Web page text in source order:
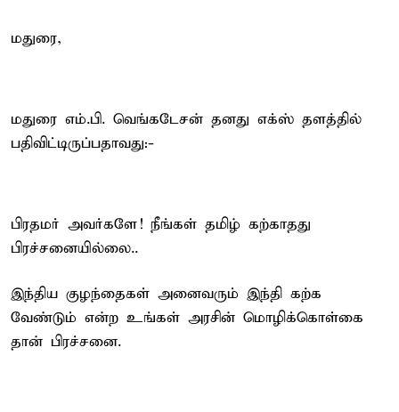
மதுரை,
மதுரை எம்.பி. வெங்கடேசன் தனது எக்ஸ் தளத்தில்
பதிவிட்டிருப்பதாவது:-
பிரதமர் அவர்களே! நீங்கள் தமிழ் கற்காதது
பிரச்சனையில்லை..
இந்திய குழந்தைகள் அனைவரும் இந்தி கற்க
வேண்டும் என்ற உங்கள் அரசின் மொழிக்கொள்கை
தான் பிரச்சனை.